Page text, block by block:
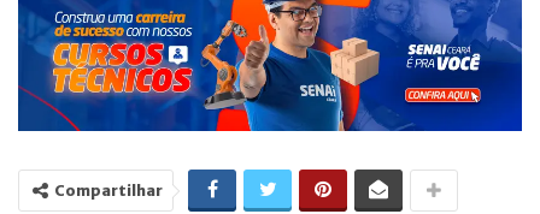
Compartilhar